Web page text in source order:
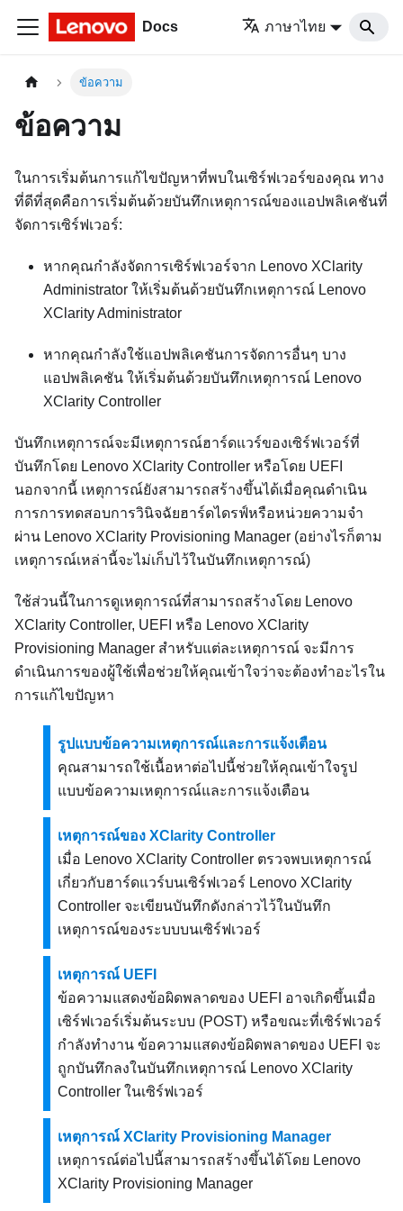
Docs ภาษาไทย
ข้อความ
ข้อความ
ในการเริ่มต้นการแก้ไขปัญหาที่พบในเซิร์ฟเวอร์ของคุณ ทาง
ที่ดีที่สุดคือการเริ่มต้นด้วยบันทึกเหตุการณ์ของแอปพลิเคชันที่
จัดการเซิร์ฟเวอร์:
หากคุณกำลังจัดการเซิร์ฟเวอร์จาก Lenovo XClarity
Administrator ให้เริ่มต้นด้วยบันทึกเหตุการณ์ Lenovo
XClarity Administrator
หากคุณกำลังใช้แอปพลิเคชันการจัดการอื่นๆ บาง
แอปพลิเคชัน ให้เริ่มต้นด้วยบันทึกเหตุการณ์ Lenovo
XClarity Controller
บันทึกเหตุการณ์จะมีเหตุการณ์ฮาร์ดแวร์ของเซิร์ฟเวอร์ที่
บันทึกโดย Lenovo XClarity Controller หรือโดย UEFI
นอกจากนี้ เหตุการณ์ยังสามารถสร้างขึ้นได้เมื่อคุณดำเนิน
การการทดสอบการวินิจฉัยฮาร์ดไดรฟ์หรือหน่วยความจำ
ผ่าน Lenovo XClarity Provisioning Manager (อย่างไรก็ตาม
เหตุการณ์เหล่านี้จะไม่เก็บไว้ในบันทึกเหตุการณ์)
ใช้ส่วนนี้ในการดูเหตุการณ์ที่สามารถสร้างโดย Lenovo
XClarity Controller, UEFI หรือ Lenovo XClarity
Provisioning Manager สำหรับแต่ละเหตุการณ์ จะมีการ
ดำเนินการของผู้ใช้เพื่อช่วยให้คุณเข้าใจว่าจะต้องทำอะไรใน
การแก้ไขปัญหา
รูปแบบข้อความเหตุการณ์และการแจ้งเตือน
คุณสามารถใช้เนื้อหาต่อไปนี้ช่วยให้คุณเข้าใจรูป
แบบข้อความเหตุการณ์และการแจ้งเตือน
เหตุการณ์ของ XClarity Controller
เมื่อ Lenovo XClarity Controller ตรวจพบเหตุการณ์
เกี่ยวกับฮาร์ดแวร์บนเซิร์ฟเวอร์ Lenovo XClarity
Controller จะเขียนบันทึกดังกล่าวไว้ในบันทึก
เหตุการณ์ของระบบบนเซิร์ฟเวอร์
เหตุการณ์ UEFI
ข้อความแสดงข้อผิดพลาดของ UEFI อาจเกิดขึ้นเมื่อ
เซิร์ฟเวอร์เริ่มต้นระบบ (POST) หรือขณะที่เซิร์ฟเวอร์
กำลังทำงาน ข้อความแสดงข้อผิดพลาดของ UEFI จะ
ถูกบันทึกลงในบันทึกเหตุการณ์ Lenovo XClarity
Controller ในเซิร์ฟเวอร์
เหตุการณ์ XClarity Provisioning Manager
เหตุการณ์ต่อไปนี้สามารถสร้างขึ้นได้โดย Lenovo
XClarity Provisioning Manager